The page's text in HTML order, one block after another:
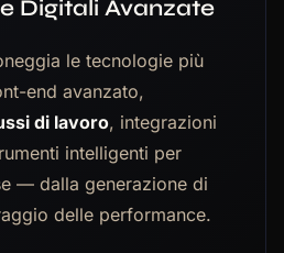
Digitali Avanzate
le tecnologie più
end avanzato,
di lavoro, integrazioni
intelligenti per
— dalla generazione di
delle performance.